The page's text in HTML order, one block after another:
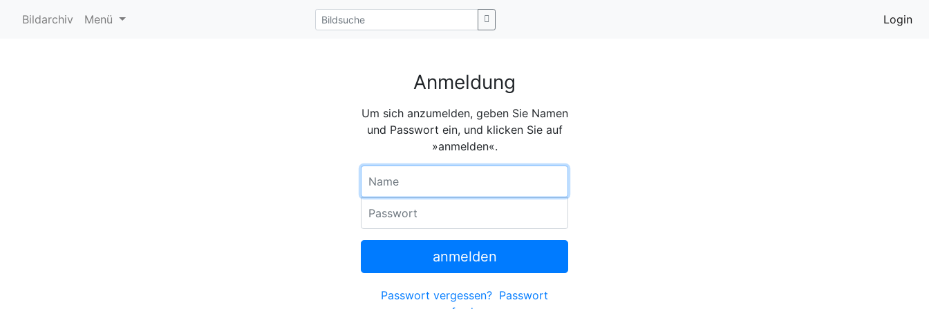
Bildarchiv Menü Login
Anmeldung
Um sich anzumelden, geben Sie Namen
und Passwort ein, und klicken Sie auf
»anmelden«.
anmelden
Passwort vergessen? Passwort